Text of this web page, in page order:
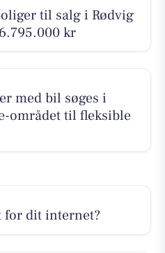
til salg i Rødvig
kr
med bil søges i
området til fleksible
for dit internet?